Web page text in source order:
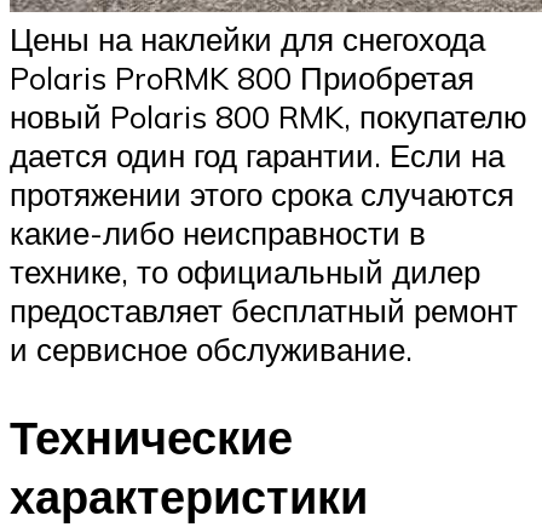
Цены на наклейки для снегохода
Polaris ProRMK 800 Приобретая
новый Polaris 800 RMK, покупателю
дается один год гарантии. Если на
протяжении этого срока случаются
какие-либо неисправности в
технике, то официальный дилер
предоставляет бесплатный ремонт
и сервисное обслуживание.
Технические
характеристики